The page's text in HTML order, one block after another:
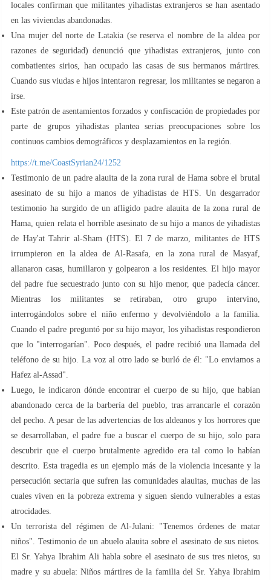
locales confirman que militantes yihadistas extranjeros se han asentado
en las viviendas abandonadas.
Una mujer del norte de Latakia (se reserva el nombre de la aldea por
razones de seguridad) denunció que yihadistas extranjeros, junto con
combatientes sirios, han ocupado las casas de sus hermanos mártires.
Cuando sus viudas e hijos intentaron regresar, los militantes se negaron a
irse.
Este patrón de asentamientos forzados y confiscación de propiedades por
parte de grupos yihadistas plantea serias preocupaciones sobre los
continuos cambios demográficos y desplazamientos en la región.
https://t.me/CoastSyrian24/1252
Testimonio de un padre alauita de la zona rural de Hama sobre el brutal
asesinato de su hijo a manos de yihadistas de HTS. Un desgarrador
testimonio ha surgido de un afligido padre alauita de la zona rural de
Hama, quien relata el horrible asesinato de su hijo a manos de yihadistas
de Hay'at Tahrir al-Sham (HTS). El 7 de marzo, militantes de HTS
irrumpieron en la aldea de Al-Rasafa, en la zona rural de Masyaf,
allanaron casas, humillaron y golpearon a los residentes. El hijo mayor
del padre fue secuestrado junto con su hijo menor, que padecía cáncer.
Mientras los militantes se retiraban, otro grupo intervino,
interrogándolos sobre el niño enfermo y devolviéndolo a la familia.
Cuando el padre preguntó por su hijo mayor, los yihadistas respondieron
que lo "interrogarían". Poco después, el padre recibió una llamada del
teléfono de su hijo. La voz al otro lado se burló de él: "Lo enviamos a
Hafez al-Assad".
Luego, le indicaron dónde encontrar el cuerpo de su hijo, que habían
abandonado cerca de la barbería del pueblo, tras arrancarle el corazón
del pecho. A pesar de las advertencias de los aldeanos y los horrores que
se desarrollaban, el padre fue a buscar el cuerpo de su hijo, solo para
descubrir que el cuerpo brutalmente agredido era tal como lo habían
descrito. Esta tragedia es un ejemplo más de la violencia incesante y la
persecución sectaria que sufren las comunidades alauitas, muchas de las
cuales viven en la pobreza extrema y siguen siendo vulnerables a estas
atrocidades.
Un terrorista del régimen de Al-Julani: "Tenemos órdenes de matar
niños". Testimonio de un abuelo alauita sobre el asesinato de sus nietos.
El Sr. Yahya Ibrahim Ali habla sobre el asesinato de sus tres nietos, su
madre y su abuela: Niños mártires de la familia del Sr. Yahya Ibrahim